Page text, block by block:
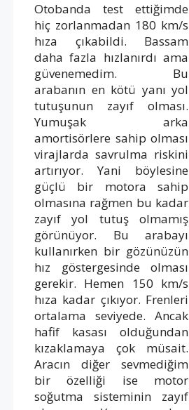
Otobanda test ettiğimde
hiç zorlanmadan 180 km/s
hıza çıkabildi. Bassam
daha fazla hızlanırdı ama
güvenemedim. Bu
arabanın en kötü yanı yol
tutuşunun zayıf olması.
Yumuşak arka
amortisörlere sahip olması
virajlarda savrulma riskini
artırıyor. Yani böylesine
güçlü bir motora sahip
olmasına rağmen bu kadar
zayıf yol tutuş olmamış
görünüyor. Bu arabayı
kullanırken bir gözünüzün
hız göstergesinde olması
gerekir. Hemen 150 km/s
hıza kadar çıkıyor. Frenleri
ortalama seviyede. Ancak
hafif kasası olduğundan
kızaklamaya çok müsait.
Aracın diğer sevmediğim
bir özelliği ise motor
soğutma sisteminin zayıf